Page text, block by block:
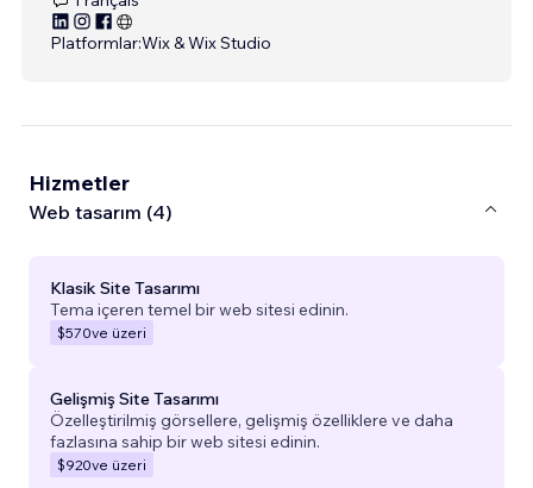
Platformlar:Wix & Wix Studio
Hizmetler
Web tasarım (4)
Klasik Site Tasarımı
Tema içeren temel bir web sitesi edinin.
$570ve üzeri
Gelişmiş Site Tasarımı
Özelleştirilmiş görsellere, gelişmiş özelliklere ve daha
fazlasına sahip bir web sitesi edinin.
$920ve üzeri